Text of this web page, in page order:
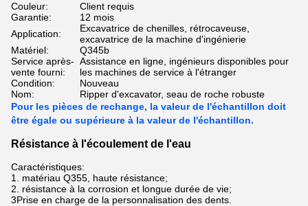
Couleur:
Client requis
Garantie:
12 mois
Application:
Excavatrice de chenilles, rétrocaveuse,
excavatrice de la machine d'ingénierie
Matériel:
Q345b
Service après-
vente fourni:
Assistance en ligne, ingénieurs disponibles pour
les machines de service à l'étranger
Condition:
Nouveau
Nom:
Ripper d'excavator, seau de roche robuste
Pour les pièces de rechange, la valeur de l'échantillon doit
être égale ou supérieure à la valeur de l'échantillon.
Résistance à l'écoulement de l'eau
Caractéristiques:
1. matériau Q355, haute résistance;
2. résistance à la corrosion et longue durée de vie;
3Prise en charge de la personnalisation des dents.